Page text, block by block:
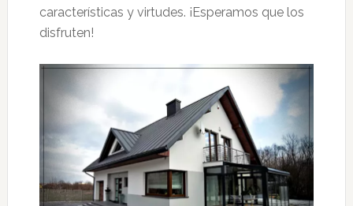
características y virtudes. ¡Esperamos que los
disfruten!